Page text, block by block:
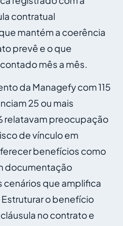
contratual
mantém a coerência
prevê e o que
mês a mês.
da Managefy com 115
25 ou mais
relatavam preocupação
de vínculo em
benefícios como
documentação
cenários que amplifica
o benefício
no contrato e